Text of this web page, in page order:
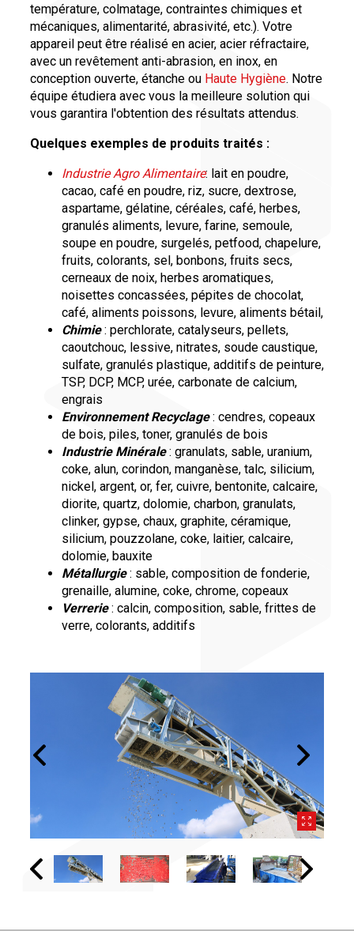
température, colmatage, contraintes chimiques et
mécaniques, alimentarité, abrasivité, etc.). Votre
appareil peut être réalisé en acier, acier réfractaire,
avec un revêtement anti-abrasion, en inox, en
conception ouverte, étanche ou Haute Hygiène. Notre
équipe étudiera avec vous la meilleure solution qui
vous garantira l'obtention des résultats attendus.
Quelques exemples de produits traités :
Industrie Agro Alimentaire: lait en poudre,
cacao, café en poudre, riz, sucre, dextrose,
aspartame, gélatine, céréales, café, herbes,
granulés aliments, levure, farine, semoule,
soupe en poudre, surgelés, petfood, chapelure,
fruits, colorants, sel, bonbons, fruits secs,
cerneaux de noix, herbes aromatiques,
noisettes concassées, pépites de chocolat,
café, aliments poissons, levure, aliments bétail,
Chimie: perchlorate, catalyseurs, pellets,
caoutchouc, lessive, nitrates, soude caustique,
sulfate, granulés plastique, additifs de peinture,
TSP, DCP, MCP, urée, carbonate de calcium,
engrais
Environnement Recyclage: cendres, copeaux
de bois, piles, toner, granulés de bois
Industrie Minérale: granulats, sable, uranium,
coke, alun, corindon, manganèse, talc, silicium,
nickel, argent, or, fer, cuivre, bentonite, calcaire,
diorite, quartz, dolomie, charbon, granulats,
clinker, gypse, chaux, graphite, céramique,
silicium, pouzzolane, coke, laitier, calcaire,
dolomie, bauxite
Métallurgie: sable, composition de fonderie,
grenaille, alumine, coke, chrome, copeaux
Verrerie: calcin, composition, sable, frittes de
verre, colorants, additifs